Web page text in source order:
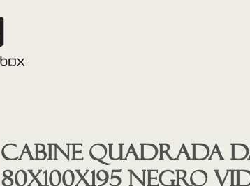
Cabine quadrada
80x100x195 negro